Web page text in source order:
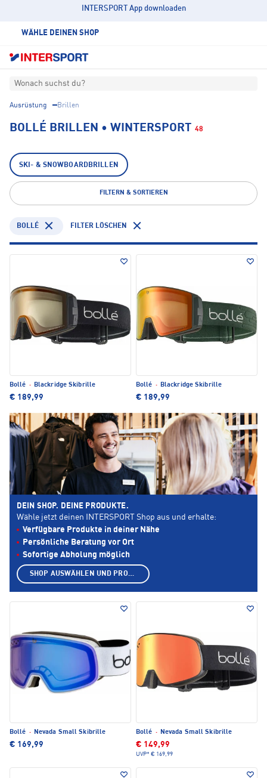
INTERSPORT App downloaden
WÄHLE DEINEN SHOP
Wonach suchst du?
Ausrüstung Brillen
BOLLÉ BRILLEN • WINTERSPORT 48
SKI- & SNOWBOARDBRILLEN
FILTERN & SORTIEREN
BOLLÉ FILTER LÖSCHEN
Bollé · Blackridge Skibrille
€ 189,99
Bollé · Blackridge Skibrille
€ 189,99
Bollé · Nevada Small Skibrille
€ 169,99
Bollé · Nevada Small Skibrille
€ 149,99
UVP* € 169,99
DEIN SHOP. DEINE PRODUKTE.
Wähle jetzt deinen INTERSPORT Shop aus und erhalte:
Verfügbare Produkte in deiner Nähe
Persönliche Beratung vor Ort
Sofortige Abholung möglich
SHOP AUSWÄHLEN UND PRODUKTE ANZEIGEN